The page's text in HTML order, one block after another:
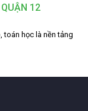
12
toán học là nền tảng